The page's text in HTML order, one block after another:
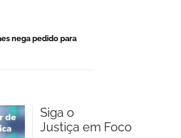
nega pedido para
Siga o
Justiça em Foco